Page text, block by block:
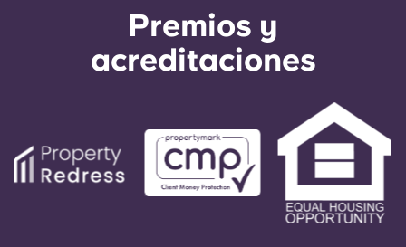
Premios y
acreditaciones